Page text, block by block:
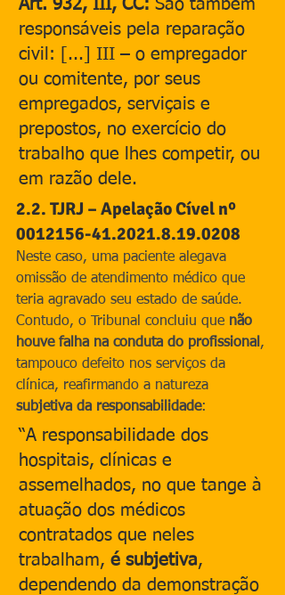
Art. 932, III, CC: São também
responsáveis pela reparação
civil: [...] III – o empregador
ou comitente, por seus
empregados, serviçais e
prepostos, no exercício do
trabalho que lhes competir, ou
em razão dele.
2.2. TJRJ – Apelação Cível nº
0012156-41.2021.8.19.0208
Neste caso, uma paciente alegava
omissão de atendimento médico que
teria agravado seu estado de saúde.
Contudo, o Tribunal concluiu que não
houve falha na conduta do profissional ,
tampouco defeito nos serviços da
clínica, reafirmando a natureza
subjetiva da responsabilidade:
“A responsabilidade dos
hospitais, clínicas e
assemelhados, no que tange à
atuação dos médicos
contratados que neles
trabalham, é subjetiva,
dependendo da demonstração